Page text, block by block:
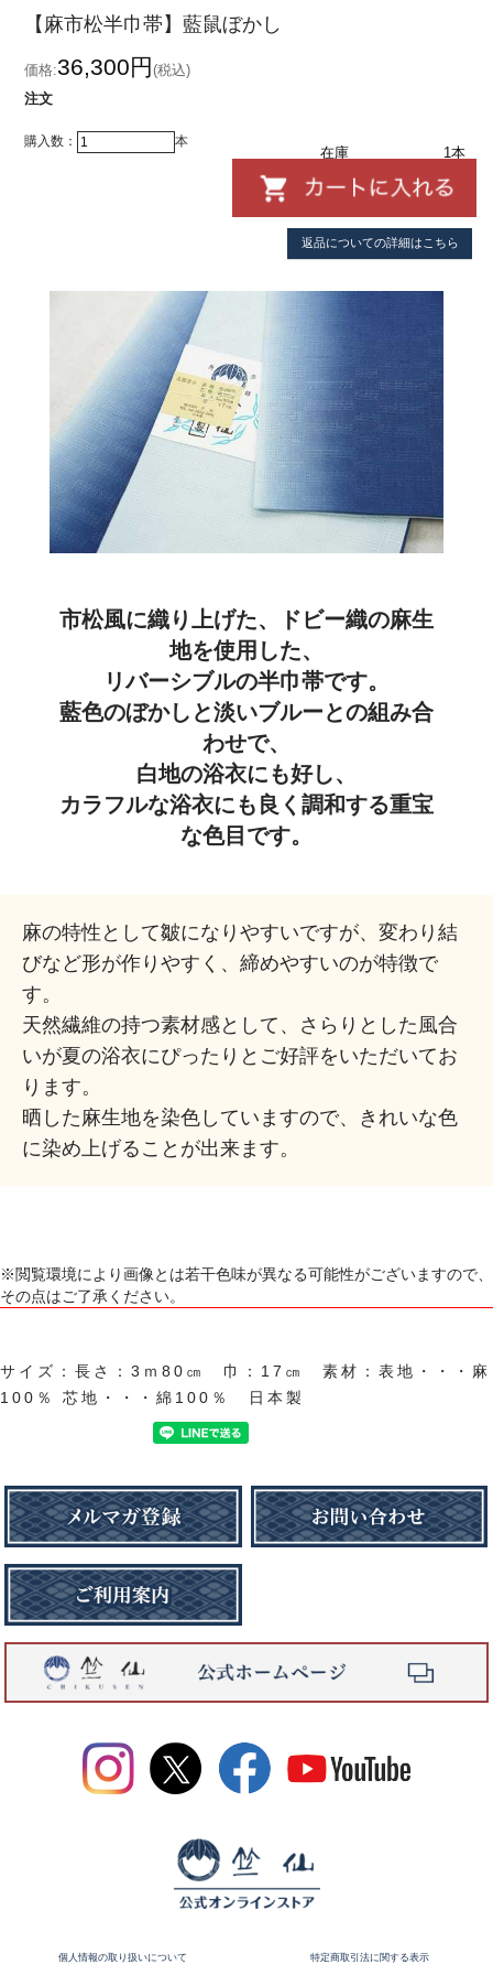
【麻市松半巾帯】藍鼠ぼかし
価格:36,300円(税込)
注文
購入数： 本
在庫 1本
返品についての詳細はこちら
市松風に織り上げた、ドビー織の麻生
地を使用した、
リバーシブルの半巾帯です。
藍色のぼかしと淡いブルーとの組み合
わせで、
白地の浴衣にも好し、
カラフルな浴衣にも良く調和する重宝
な色目です。
麻の特性として皺になりやすいですが、変わり結
びなど形が作りやすく、締めやすいのが特徴で
す。
天然繊維の持つ素材感として、さらりとした風合
いが夏の浴衣にぴったりとご好評をいただいてお
ります。
晒した麻生地を染色していますので、きれいな色
に染め上げることが出来ます。
※閲覧環境により画像とは若干色味が異なる可能性がございますので、
その点はご了承ください。
サイズ：長さ：3ｍ80㎝ 巾：17㎝ 素材：表地・・・麻
100％ 芯地・・・綿100％ 日本製
個人情報の取り扱いについて 特定商取引法に関する表示